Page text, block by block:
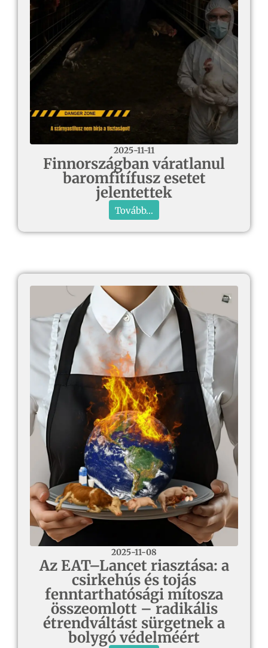
2025-11-11
Finnországban váratlanul
baromfitífusz esetet
jelentettek
Tovább...
2025-11-08
Az EAT–Lancet riasztása: a
csirkehús és tojás
fenntarthatósági mítosza
összeomlott – radikális
étrendváltást sürgetnek a
bolygó védelméért